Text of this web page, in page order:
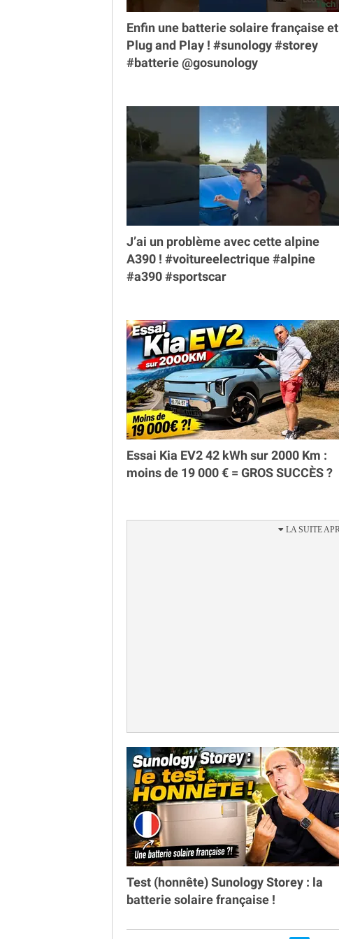
Enfin une batterie solaire française et
Plug and Play ! #sunology #storey
#batterie @gosunology
J’ai un problème avec cette alpine
A390 ! #voitureelectrique #alpine
#a390 #sportscar
Essai Kia EV2 42 kWh sur 2000 Km :
moins de 19 000 € = GROS SUCCÈS ?
Test (honnête) Sunology Storey : la
batterie solaire française !